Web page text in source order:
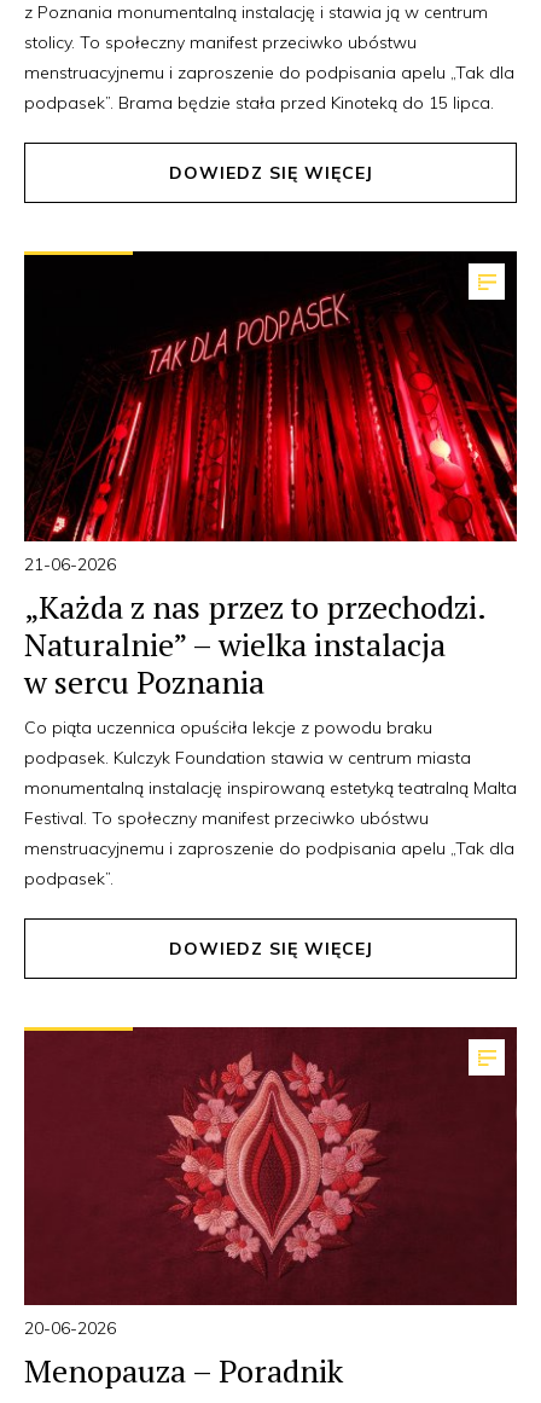
z Poznania monumentalną instalację i stawia ją w centrum
stolicy. To społeczny manifest przeciwko ubóstwu
menstruacyjnemu i zaproszenie do podpisania apelu „Tak dla
podpasek”. Brama będzie stała przed Kinoteką do 15 lipca.
DOWIEDZ SIĘ WIĘCEJ
21-06-2026
„Każda z nas przez to przechodzi.
Naturalnie” – wielka instalacja
w sercu Poznania
Co piąta uczennica opuściła lekcje z powodu braku
podpasek. Kulczyk Foundation stawia w centrum miasta
monumentalną instalację inspirowaną estetyką teatralną Malta
Festival. To społeczny manifest przeciwko ubóstwu
menstruacyjnemu i zaproszenie do podpisania apelu „Tak dla
podpasek”.
DOWIEDZ SIĘ WIĘCEJ
20-06-2026
Menopauza – Poradnik